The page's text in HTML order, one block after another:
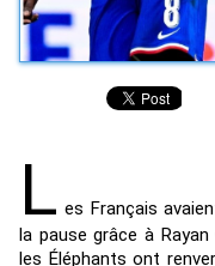
L es Français
la pause grâce à
les Éléphants ont